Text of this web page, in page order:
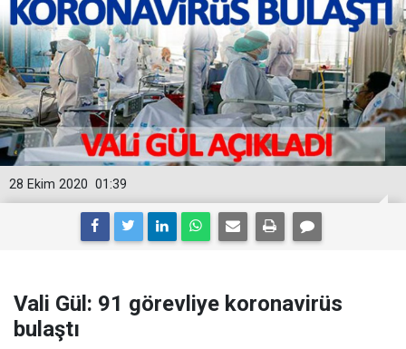
01:39
28 Ekim 2020
Vali Gül: 91 görevliye koronavirüs
bulaştı